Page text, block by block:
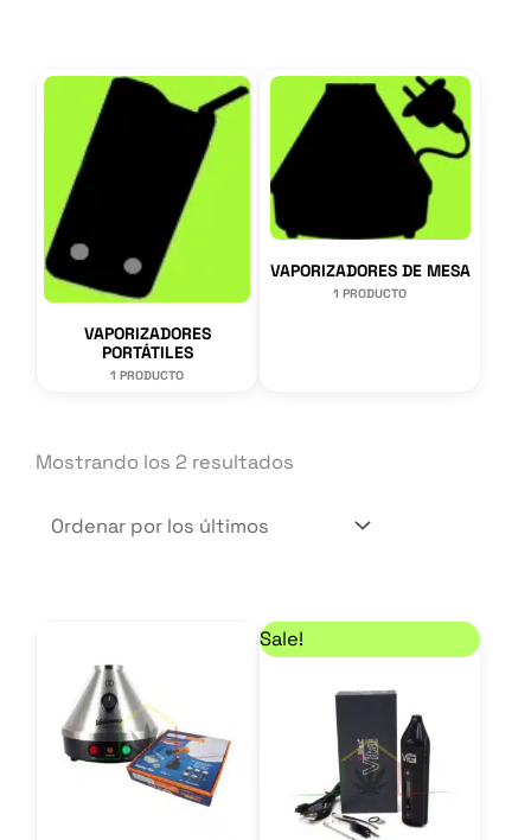
VAPORIZADORES
PORTÁTILES
1 PRODUCTO
VAPORIZADORES DE MESA
1 PRODUCTO
Mostrando los 2 resultados
Sale! El precio original
El precio actual es: